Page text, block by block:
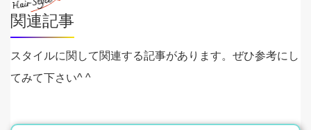
関連記事
スタイルに関して関連する記事があります。ぜひ参考にし
てみて下さい^ ^